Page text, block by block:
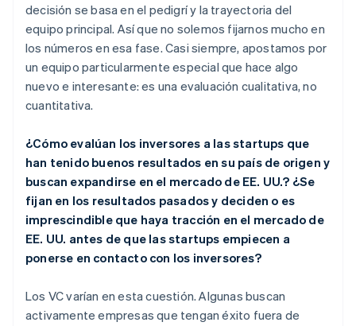
decisión se basa en el pedigrí y la trayectoria del
equipo principal. Así que no solemos fijarnos mucho en
los números en esa fase. Casi siempre, apostamos por
un equipo particularmente especial que hace algo
nuevo e interesante: es una evaluación cualitativa, no
cuantitativa.
¿Cómo evalúan los inversores a las startups que
han tenido buenos resultados en su país de origen y
buscan expandirse en el mercado de EE. UU.? ¿Se
fijan en los resultados pasados y deciden o es
imprescindible que haya tracción en el mercado de
EE. UU. antes de que las startups empiecen a
ponerse en contacto con los inversores?
Los VC varían en esta cuestión. Algunas buscan
activamente empresas que tengan éxito fuera de